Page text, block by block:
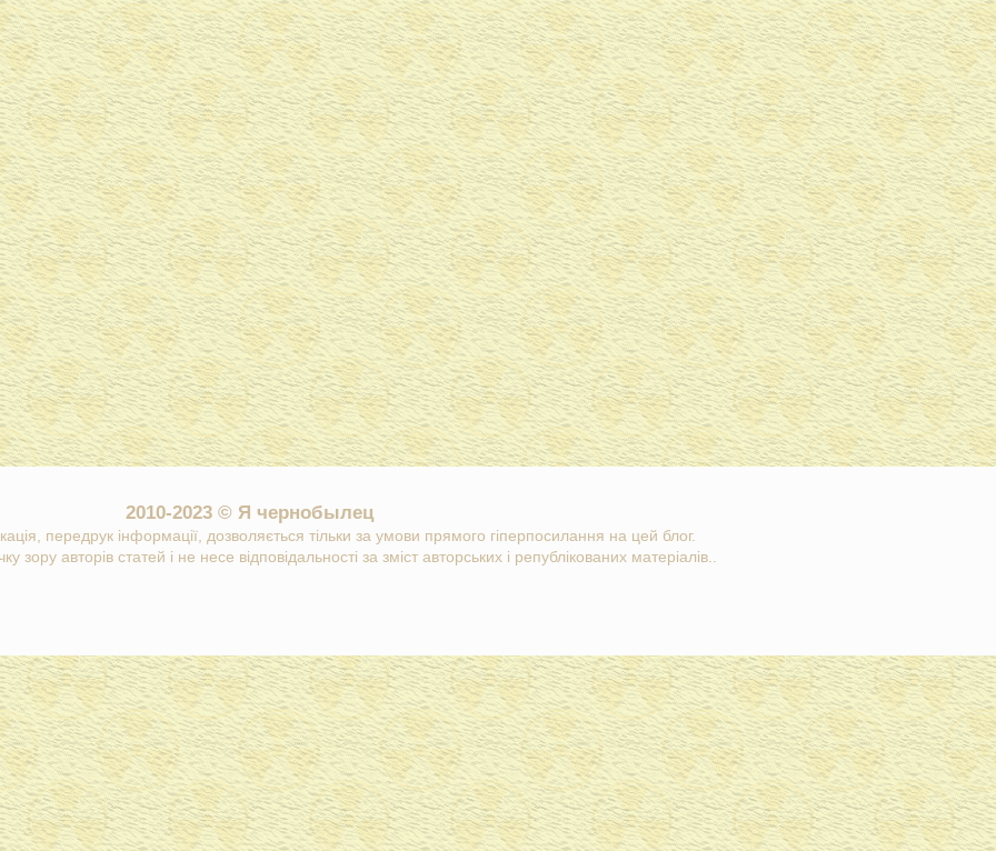
2010-2023 © Я чернобылец
передрук інформації, дозволяється тільки за умови прямого гіперпосилання на цей блог.
зору авторів статей і не несе відповідальності за зміст авторських і републікованих матеріалів..